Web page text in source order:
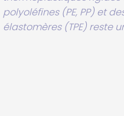
polyoléfines (PE, PP) et
élastomères (TPE) reste